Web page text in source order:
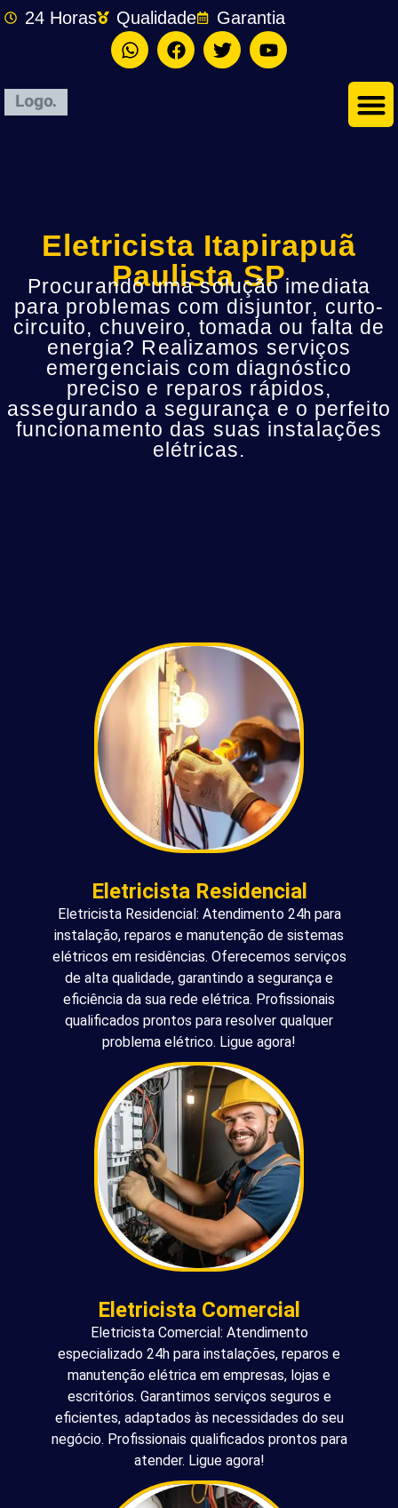
24 Horas Qualidade Garantia
Eletricista Itapirapuã
Paulista SP
Procurando uma solução imediata
para problemas com disjuntor, curto-
circuito, chuveiro, tomada ou falta de
energia? Realizamos serviços
emergenciais com diagnóstico
preciso e reparos rápidos,
assegurando a segurança e o perfeito
funcionamento das suas instalações
elétricas.
Eletricista Residencial
Eletricista Residencial: Atendimento 24h para
instalação, reparos e manutenção de sistemas
elétricos em residências. Oferecemos serviços
de alta qualidade, garantindo a segurança e
eficiência da sua rede elétrica. Profissionais
qualificados prontos para resolver qualquer
problema elétrico. Ligue agora!
Eletricista Comercial
Eletricista Comercial: Atendimento
especializado 24h para instalações, reparos e
manutenção elétrica em empresas, lojas e
escritórios. Garantimos serviços seguros e
eficientes, adaptados às necessidades do seu
negócio. Profissionais qualificados prontos para
atender. Ligue agora!